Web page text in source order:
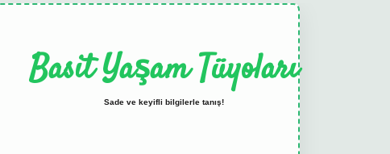
Basit Yaşam Tüyoları
Sade ve keyifli bilgilerle tanış!